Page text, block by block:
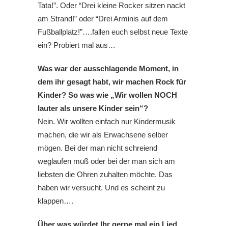
Tata!”. Oder “Drei kleine Rocker sitzen nackt
am Strand!” oder “Drei Arminis auf dem
Fußballplatz!”….fallen euch selbst neue Texte
ein? Probiert mal aus…
Was war der ausschlagende Moment, in
dem ihr gesagt habt, wir machen Rock für
Kinder? So was wie „Wir wollen NOCH
lauter als unsere Kinder sein“?
Nein. Wir wollten einfach nur Kindermusik
machen, die wir als Erwachsene selber
mögen. Bei der man nicht schreiend
weglaufen muß oder bei der man sich am
liebsten die Ohren zuhalten möchte. Das
haben wir versucht. Und es scheint zu
klappen….
Über was würdet Ihr gerne mal ein Lied